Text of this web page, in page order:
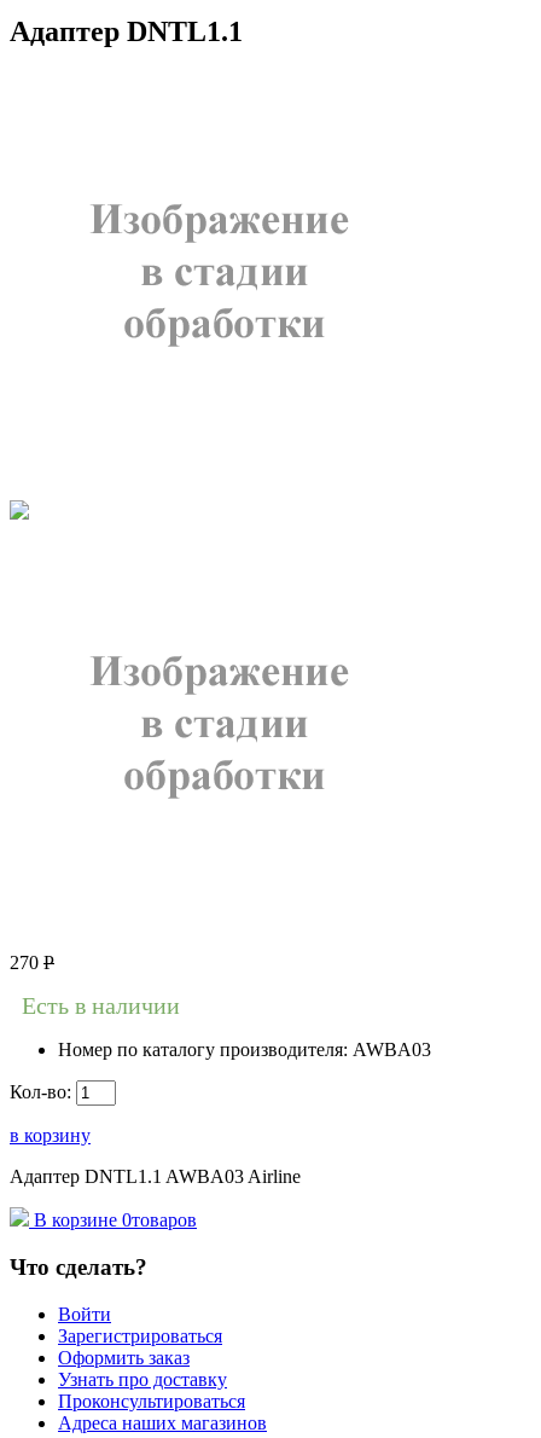
Адаптер DNTL1.1
270 Р
Есть в наличии
Номер по каталогу производителя: AWBA03
Кол-во:
в корзину
Адаптер DNTL1.1 AWBA03 Airline
В корзине 0товаров
Что сделать?
Войти
Зарегистрироваться
Оформить заказ
Узнать про доставку
Проконсультироваться
Адреса наших магазинов